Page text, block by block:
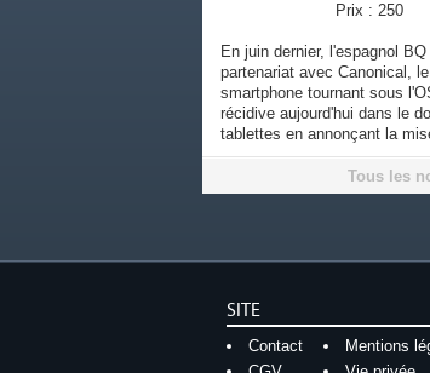
Prix : 250
En juin dernier, l'espagnol
partenariat avec Canonical,
smartphone tournant sous
récidive aujourd'hui dans le
tablettes en annonçant la
Tous les
SITE
Contact
Mentions